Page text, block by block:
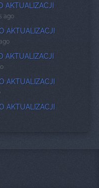
AKTUALIZACJI
ago
AKTUALIZACJI
AKTUALIZACJI
AKTUALIZACJI
AKTUALIZACJI